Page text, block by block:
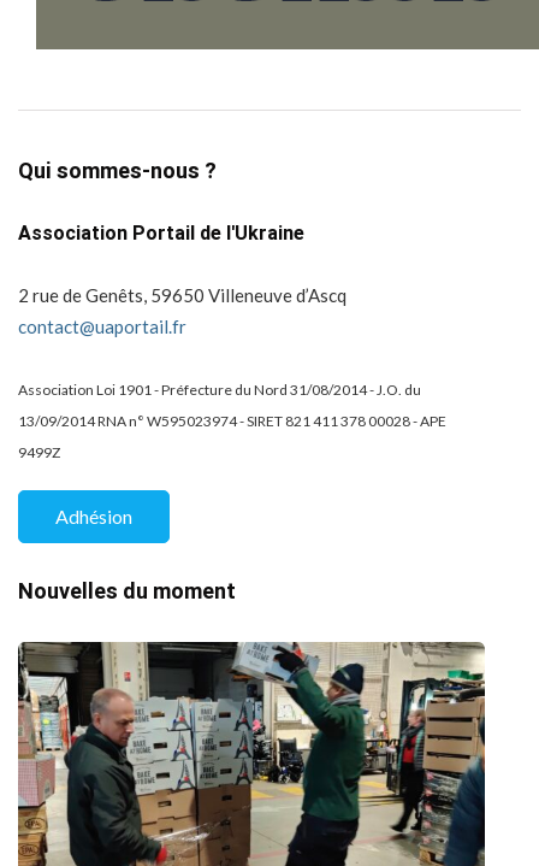
Qui sommes-nous ?
Association Portail de l'Ukraine
2 rue de Genêts, 59650 Villeneuve d’Ascq
contact@uaportail.fr
Association Loi 1901 - Préfecture du Nord 31/08/2014 - J.O. du
13/09/2014 RNA n° W595023974 - SIRET 821 411 378 00028 - APE
9499Z
Adhésion
Nouvelles du moment